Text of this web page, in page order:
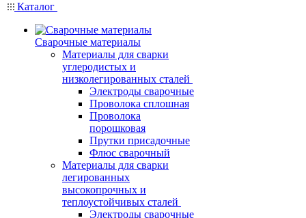
Каталог
Сварочные материалы
Материалы для сварки
углеродистых и
низколегированных сталей
Электроды сварочные
Проволока сплошная
Проволока
порошковая
Прутки присадочные
Флюс сварочный
Материалы для сварки
легированных
высокопрочных и
теплоустойчивых сталей
Электроды сварочные